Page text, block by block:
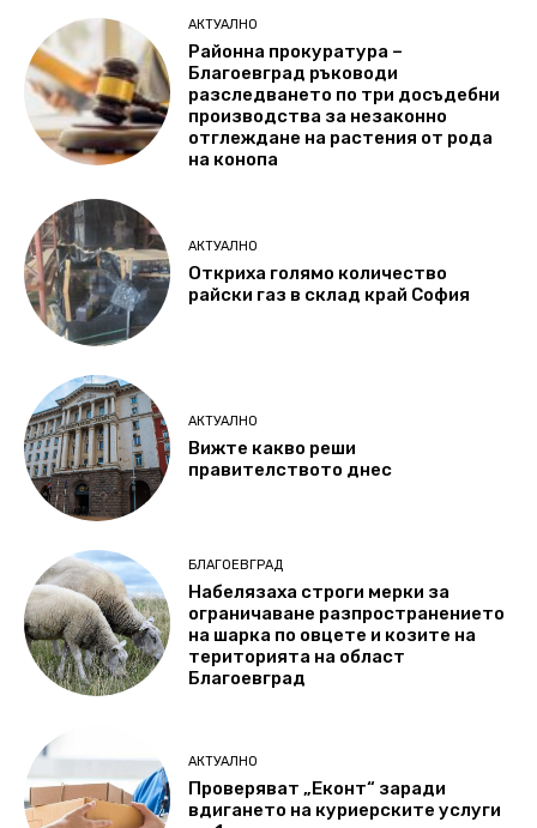
АКТУАЛНО
Районна прокуратура –
Благоевград ръководи
разследването по три досъдебни
производства за незаконно
отглеждане на растения от рода
на конопа
АКТУАЛНО
Откриха голямо количество
райски газ в склад край София
АКТУАЛНО
Вижте какво реши
правителството днес
БЛАГОЕВГРАД
Набелязаха строги мерки за
ограничаване разпространението
на шарка по овцете и козите на
територията на област
Благоевград
АКТУАЛНО
Проверяват „Еконт“ заради
вдигането на куриерските услуги